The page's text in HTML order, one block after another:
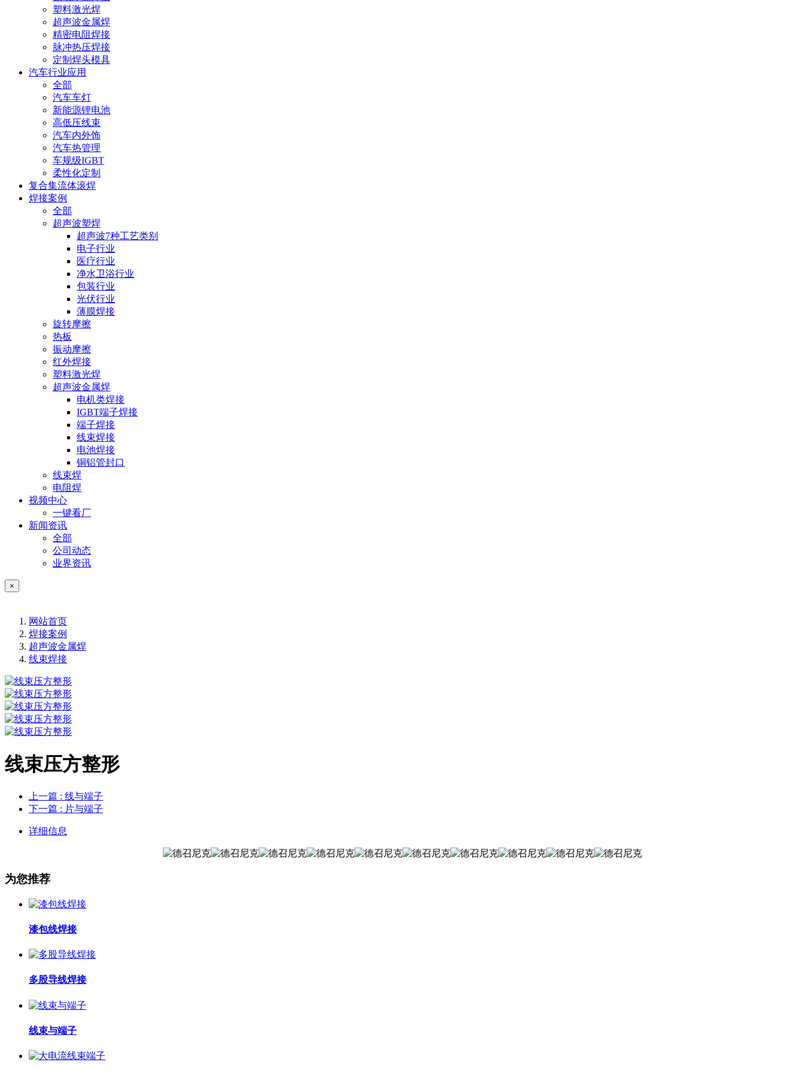
塑料激光焊
超声波金属焊
精密电阻焊接
脉冲热压焊接
定制焊头模具
汽车行业应用
全部
汽车车灯
新能源锂电池
高低压线束
汽车内外饰
汽车热管理
车规级IGBT
柔性化定制
复合集流体滚焊
焊接案例
全部
超声波塑焊
超声波7种工艺类别
电子行业
医疗行业
净水卫浴行业
包装行业
光伏行业
薄膜焊接
旋转摩擦
热板
振动摩擦
红外焊接
塑料激光焊
超声波金属焊
电机类焊接
IGBT端子焊接
端子焊接
线束焊接
电池焊接
铜铝管封口
线束焊
电阻焊
视频中心
一键看厂
新闻资讯
全部
公司动态
业界资讯
×
网站首页
焊接案例
超声波金属焊
线束焊接
线束压方整形
上一篇 : 线与端子
下一篇 : 片与端子
详细信息
为您推荐
漆包线焊接
多股导线焊接
线束与端子